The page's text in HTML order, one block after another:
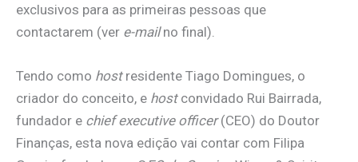
exclusivos para as primeiras pessoas que
contactarem (ver e-mailno final).
Tendo como hostresidente Tiago Domingues, o
criador do conceito, e hostconvidado Rui Bairrada,
fundador e chief executive officer(CEO) do Doutor
Finanças, esta nova edição vai contar com Filipa